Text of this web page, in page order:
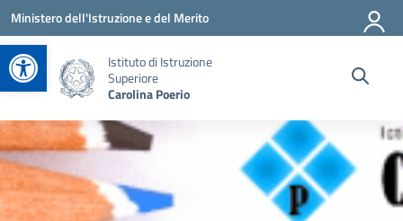
Apri la barra degli strumenti
Vai ai contenuti
Vai al menu di navigazione
Vai al footer
Ministero dell'Istruzione e del Merito
Istituto di Istruzione
Superiore
Carolina Poerio